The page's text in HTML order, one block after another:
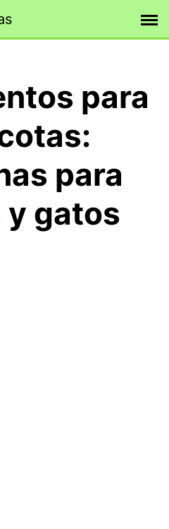
para
para
y gatos